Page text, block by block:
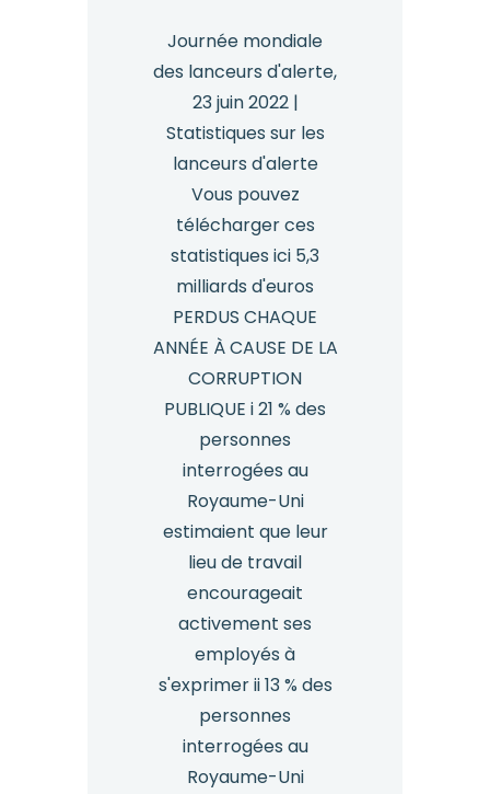
Journée mondiale
des lanceurs d'alerte,
23 juin 2022 |
Statistiques sur les
lanceurs d'alerte
Vous pouvez
télécharger ces
statistiques ici 5,3
milliards d'euros
PERDUS CHAQUE
ANNÉE À CAUSE DE LA
CORRUPTION
PUBLIQUE i 21 % des
personnes
interrogées au
Royaume-Uni
estimaient que leur
lieu de travail
encourageait
activement ses
employés à
s'exprimer ii 13 % des
personnes
interrogées au
Royaume-Uni